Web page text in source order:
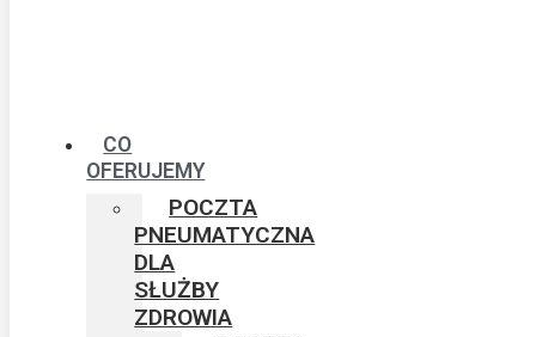
CO
OFERUJEMY
POCZTA
PNEUMATYCZNA
DLA
SŁUŻBY
ZDROWIA